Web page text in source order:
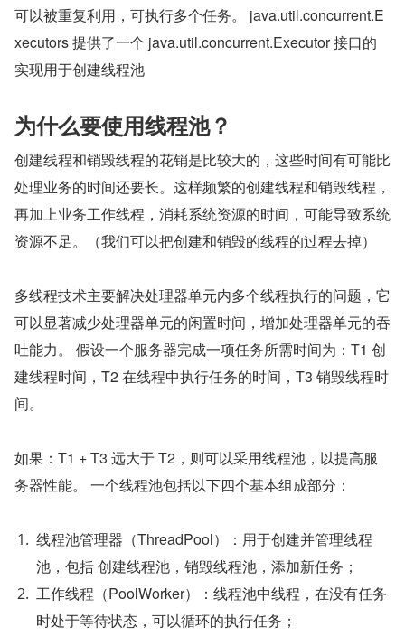
可以被重复利用，可执行多个任务。 java.util.concurrent.E
xecutors 提供了一个 java.util.concurrent.Executor 接口的
实现用于创建线程池
为什么要使用线程池？
创建线程和销毁线程的花销是比较大的，这些时间有可能比
处理业务的时间还要长。这样频繁的创建线程和销毁线程，
再加上业务工作线程，消耗系统资源的时间，可能导致系统
资源不足。（我们可以把创建和销毁的线程的过程去掉）
多线程技术主要解决处理器单元内多个线程执行的问题，它
可以显著减少处理器单元的闲置时间，增加处理器单元的吞
吐能力。 假设一个服务器完成一项任务所需时间为：T1 创
建线程时间，T2 在线程中执行任务的时间，T3 销毁线程时
间。
如果：T1 + T3 远大于 T2，则可以采用线程池，以提高服
务器性能。 一个线程池包括以下四个基本组成部分：
线程池管理器（ThreadPool）：用于创建并管理线程
池，包括 创建线程池，销毁线程池，添加新任务；
工作线程（PoolWorker）：线程池中线程，在没有任务
时处于等待状态，可以循环的执行任务；